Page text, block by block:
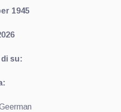
1945
di su: